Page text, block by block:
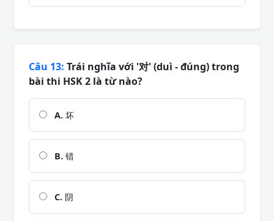
Câu 13: Trái nghĩa với '对' (duì - đúng) trong
bài thi HSK 2 là từ nào?
A. 坏
B. 错
C. 阴